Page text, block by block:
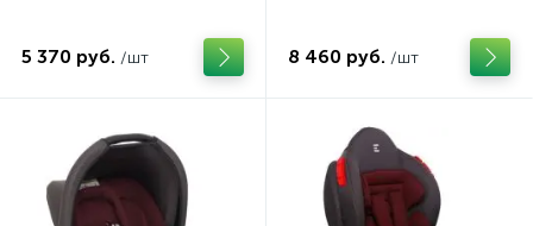
5 370 руб. /шт 8 460 руб. /шт